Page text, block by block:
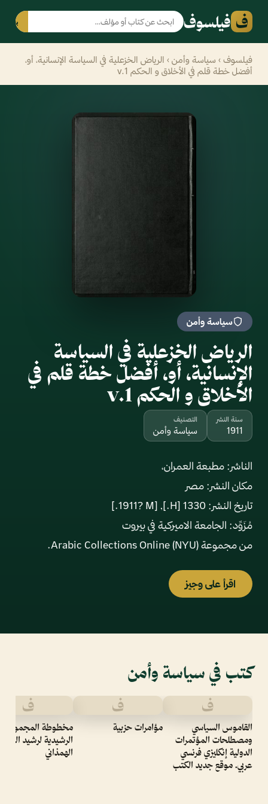
ف فيلسوف بحث
فيلسوف › سياسة وأمن › الرياض الخزعلية في السياسة الإنسانية، أو،
أفضل خطة قلم في الأخلاق و الحكم v.1
سياسة وأمن
الرياض الخزعلية في السياسة
الإنسانية، أو، أفضل خطة قلم في
الأخلاق و الحكم v.1
سنة النشر
1911
التصنيف
سياسة وأمن
من مجموعة Arabic Collections Online (NYU).
اقرأ على وجيز
كتب في سياسة وأمن
ف
القاموس السياسي
ومصطلحات المؤتمرات
الدولية إنكليزي فرنسي
عربي. موقع جديد الكتب
ف
مؤامرات حزبية
ف
مخطوطة المجموعة
الرشيدية لرشيد الدولة
الهمذاني